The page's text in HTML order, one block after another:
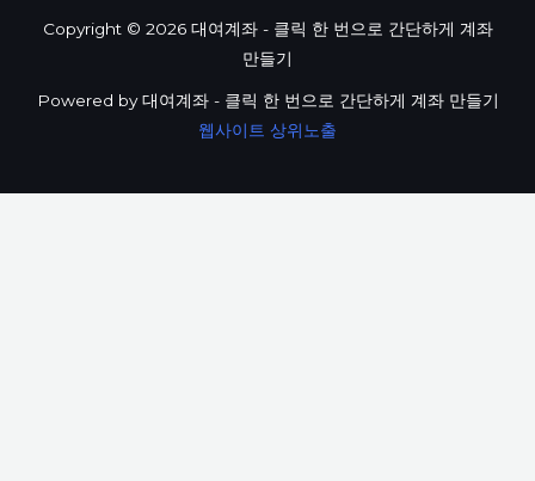
Copyright © 2026 대여계좌 - 클릭 한 번으로 간단하게 계좌
만들기
Powered by 대여계좌 - 클릭 한 번으로 간단하게 계좌 만들기
웹사이트 상위노출